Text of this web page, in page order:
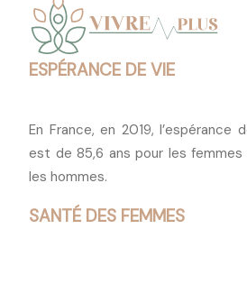
ESPÉRANCE DE VIE
En France, en 2019, l’espérance
est de 85,6 ans pour les
les hommes.
SANTÉ DES FEMMES